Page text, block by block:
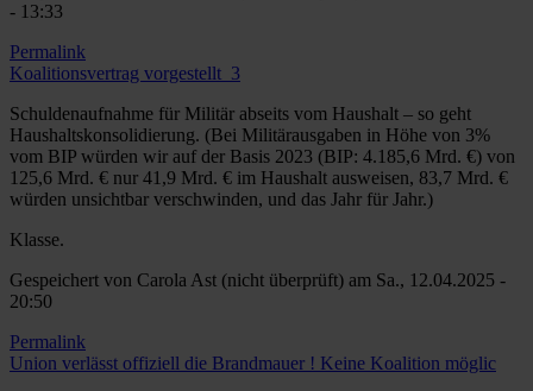
- 13:33
Permalink
Koalitionsvertrag vorgestellt_3
Schuldenaufnahme für Militär abseits vom Haushalt – so geht
Haushaltskonsolidierung. (Bei Militärausgaben in Höhe von 3%
vom BIP würden wir auf der Basis 2023 (BIP: 4.185,6 Mrd. €) von
125,6 Mrd. € nur 41,9 Mrd. € im Haushalt ausweisen, 83,7 Mrd. €
würden unsichtbar verschwinden, und das Jahr für Jahr.)
Klasse.
Gespeichert von Carola Ast (nicht überprüft) am Sa., 12.04.2025 -
20:50
Permalink
Union verlässt offiziell die Brandmauer ! Keine Koalition möglic